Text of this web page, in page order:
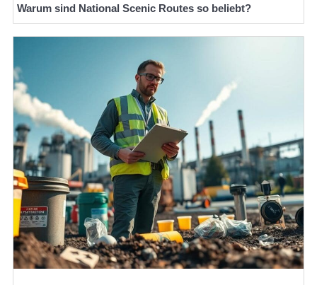
Warum sind National Scenic Routes so beliebt?